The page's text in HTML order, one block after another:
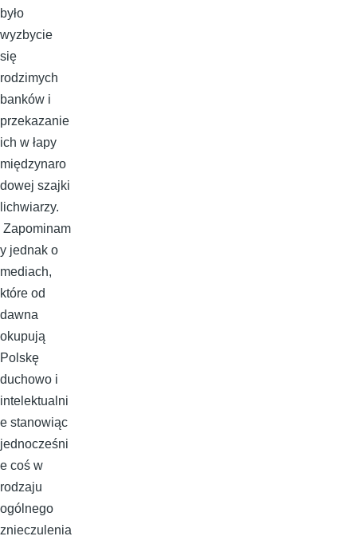
było
wyzbycie
się
rodzimych
banków i
przekazanie
ich w łapy
międzynaro
dowej szajki
lichwiarzy.
Zapominam
y jednak o
mediach,
które od
dawna
okupują
Polskę
duchowo i
intelektualni
e stanowiąc
jednocześni
e coś w
rodzaju
ogólnego
znieczulenia